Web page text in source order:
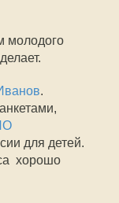
молодого
.
для детей.
 хорошо